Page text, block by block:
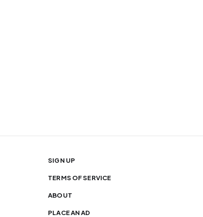
SIGN UP
TERMS OF SERVICE
ABOUT
PLACE AN AD